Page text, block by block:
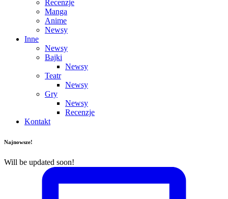
Recenzje
Manga
Anime
Newsy
Inne
Newsy
Bajki
Newsy
Teatr
Newsy
Gry
Newsy
Recenzje
Kontakt
Najnowsze!
Will be updated soon!